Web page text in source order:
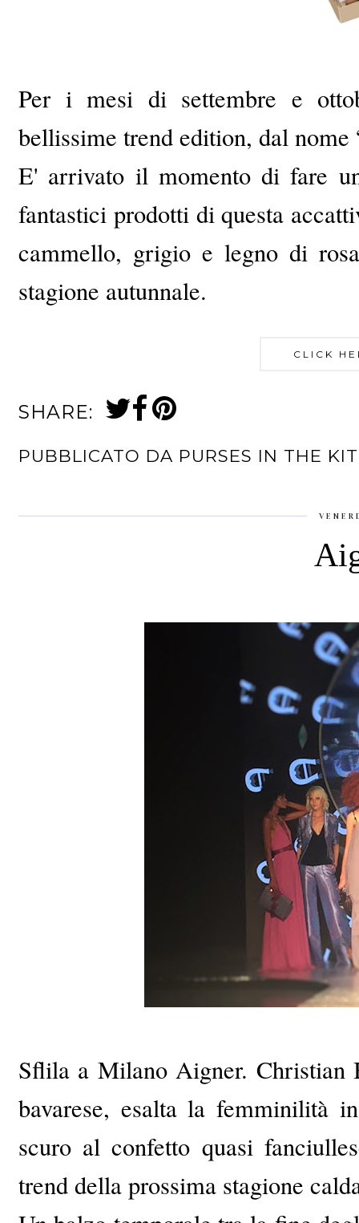
Per i mesi di settembre e
bellissime trend edition, dal
E' arrivato il momento di fare
fantastici prodotti di questa
cammello, grigio e legno di
stagione autunnale.
CLICK
SHARE:
PUBBLICATO DA PURSES IN THE
Sflila a Milano Aigner. Christian
bavarese, esalta la femminilità
scuro al confetto quasi
trend della prossima stagione